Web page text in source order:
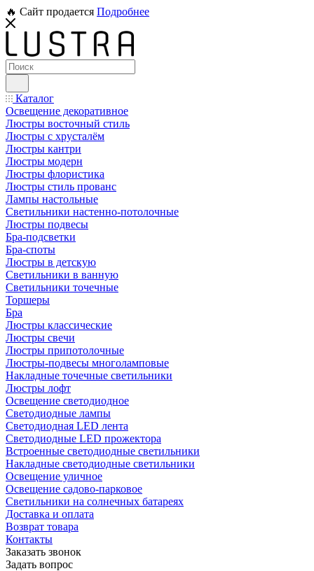
🔥 Сайт продается Подробнее
Каталог
Освещение декоративное
Люстры восточный стиль
Люстры с хрусталём
Люстры кантри
Люстры модерн
Люстры флористика
Люстры стиль прованс
Лампы настольные
Светильники настенно-потолочные
Люстры подвесы
Бра-подсветки
Бра-споты
Люстры в детскую
Светильники в ванную
Светильники точечные
Торшеры
Бра
Люстры классические
Люстры свечи
Люстры припотолочные
Люстры-подвесы многоламповые
Накладные точечные светильники
Люстры лофт
Освещение светодиодное
Светодиодные лампы
Светодиодная LED лента
Светодиодные LED прожектора
Встроенные светодиодные светильники
Накладные светодиодные светильники
Освещение уличное
Освещение садово-парковое
Светильники на солнечных батареях
Доставка и оплата
Возврат товара
Контакты
Заказать звонок
Задать вопрос